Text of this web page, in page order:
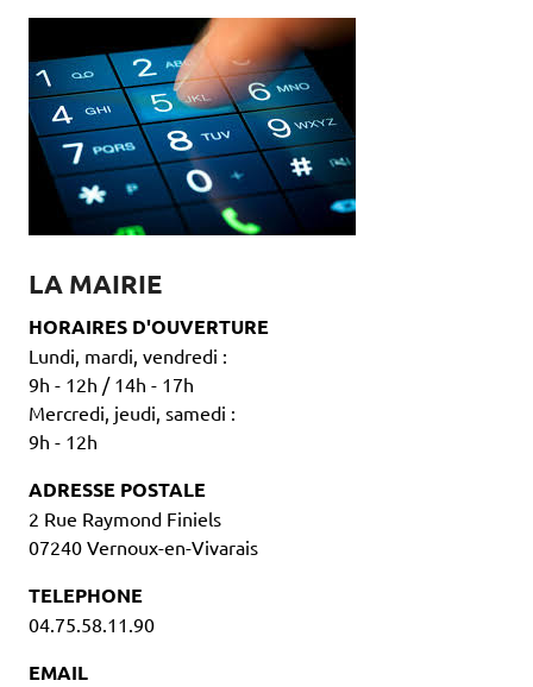
LA MAIRIE
HORAIRES D'OUVERTURE
Lundi, mardi, vendredi :
9h - 12h / 14h - 17h
Mercredi, jeudi, samedi :
9h - 12h
ADRESSE POSTALE
2 Rue Raymond Finiels
07240 Vernoux-en-Vivarais
TELEPHONE
04.75.58.11.90
EMAIL